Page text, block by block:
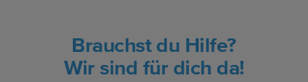
Brauchst du Hilfe?
Wir sind für dich da!